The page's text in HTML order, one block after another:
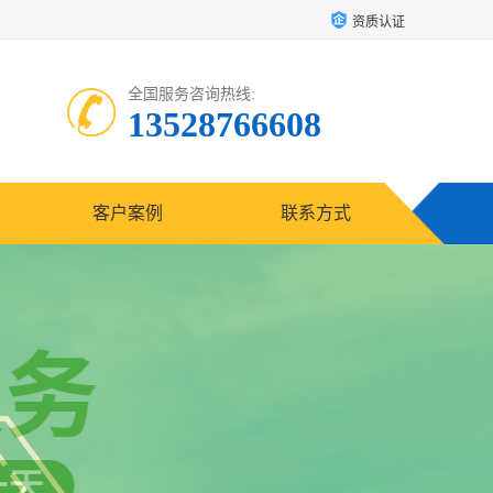
资质认证
全国服务咨询热线:
13528766608
客户案例 联系方式